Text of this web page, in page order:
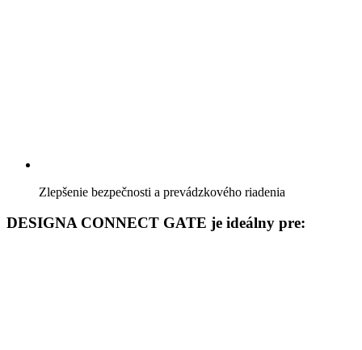
Zlepšenie bezpečnosti a prevádzkového riadenia
DESIGNA CONNECT GATE je ideálny pre: